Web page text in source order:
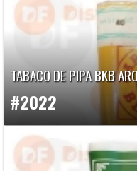
TABACO DE PIPA BKB
#2022